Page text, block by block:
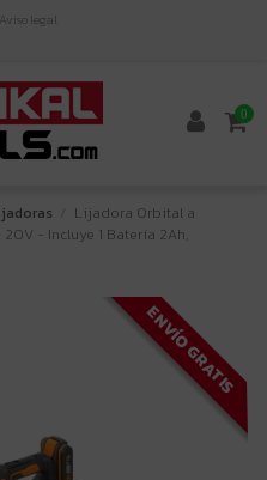
Aviso legal
0
Lijadora Orbital a
- Incluye 1 Batería 2Ah,
ENVÍO GRATIS